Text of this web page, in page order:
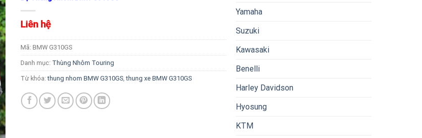
Liên hệ
Mã: BMW G310GS
Danh mục: Thùng Nhôm Touring
Từ khóa:thung nhom BMW G310GS,thung xe BMW G310GS
Yamaha
Suzuki
Kawasaki
Benelli
Harley Davidson
Hyosung
KTM